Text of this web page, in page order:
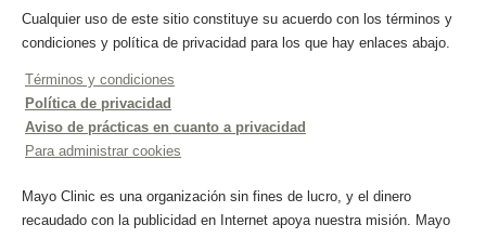
Cualquier uso de este sitio constituye su acuerdo con los términos y
condiciones y política de privacidad para los que hay enlaces abajo.
Términos y condiciones
Política de privacidad
Aviso de prácticas en cuanto a privacidad
Para administrar cookies
Mayo Clinic es una organización sin fines de lucro, y el dinero
recaudado con la publicidad en Internet apoya nuestra misión. Mayo